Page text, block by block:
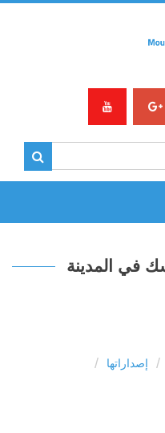
في المدينة
/ إصداراتها /